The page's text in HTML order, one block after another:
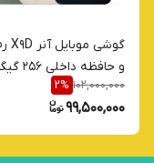
و حافظه داخلی 256 گیگ 5G
102,000,000
2%
99,500,000